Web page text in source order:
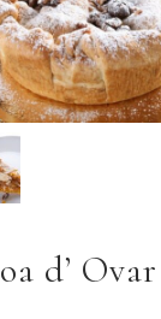
d’ Ovar